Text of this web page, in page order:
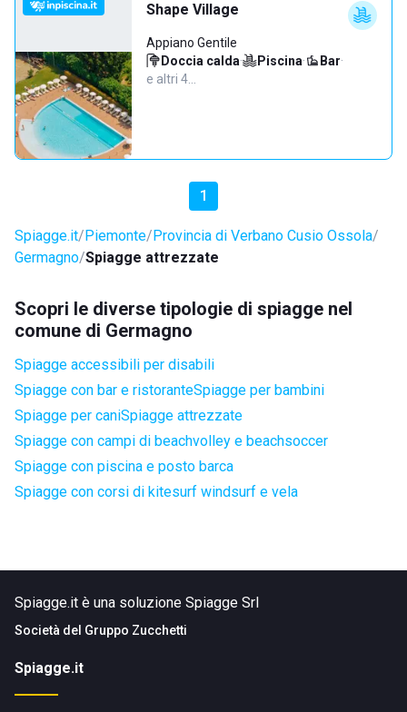
Shape Village
Appiano Gentile
Doccia calda· Piscina· Bar·
e altri 4…
1
Spiagge.it Piemonte Provincia di Verbano Cusio Ossola
Germagno Spiagge attrezzate
Scopri le diverse tipologie di spiagge nel
comune di Germagno
Spiagge accessibili per disabili
Spiagge con bar e ristoranteSpiagge per bambini
Spiagge per caniSpiagge attrezzate
Spiagge con campi di beachvolley e beachsoccer
Spiagge con piscina e posto barca
Spiagge con corsi di kitesurf windsurf e vela
Spiagge.it è una soluzione Spiagge Srl
Società del Gruppo Zucchetti
Spiagge.it